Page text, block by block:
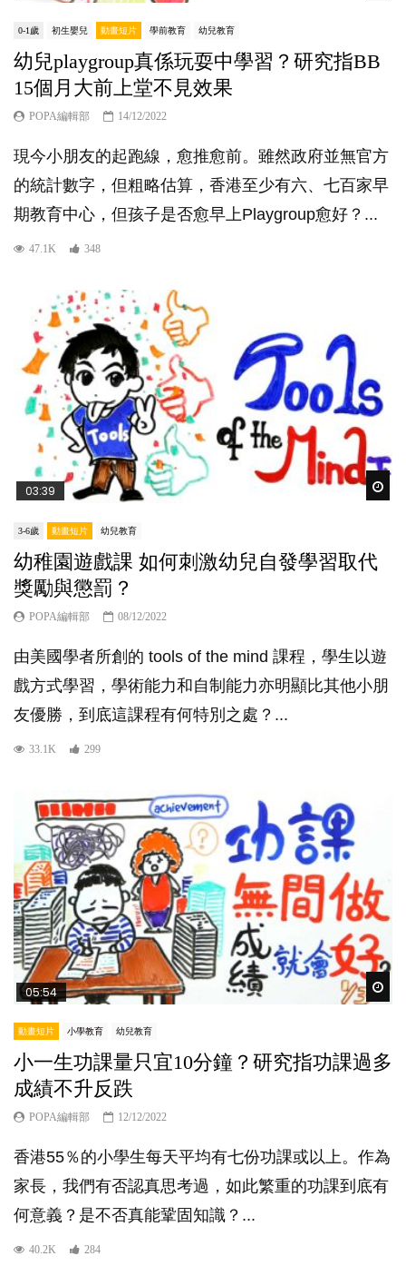
0-1歲 初生嬰兒 動畫短片 學前教育 幼兒教育
幼兒playgroup真係玩耍中學習？研究指BB
15個月大前上堂不見效果
POPA編輯部 14/12/2022
現今小朋友的起跑線，愈推愈前。雖然政府並無官方
的統計數字，但粗略估算，香港至少有六、七百家早
期教育中心，但孩子是否愈早上Playgroup愈好？...
47.1K 348
03:39
3-6歲 動畫短片 幼兒教育
幼稚園遊戲課 如何刺激幼兒自發學習取代
獎勵與懲罰？
POPA編輯部 08/12/2022
由美國學者所創的 tools of the mind 課程，學生以遊
戲方式學習，學術能力和自制能力亦明顯比其他小朋
友優勝，到底這課程有何特別之處？...
33.1K 299
05:54
動畫短片 小學教育 幼兒教育
小一生功課量只宜10分鐘？研究指功課過多
成績不升反跌
POPA編輯部 12/12/2022
香港55％的小學生每天平均有七份功課或以上。作為
家長，我們有否認真思考過，如此繁重的功課到底有
何意義？是不否真能鞏固知識？...
40.2K 284